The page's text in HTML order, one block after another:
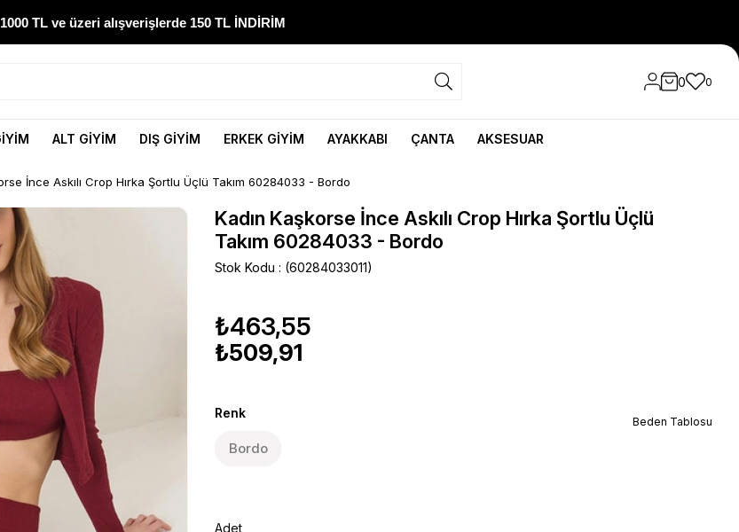
1000 TL ve üzeri alışverişlerde 150 TL İNDİRİM
1000 TL ve üzeri alışverişlerde 150 TL İNDİRİM
0 0
ALT GİYİM DIŞ GİYİM ERKEK GİYİM AYAKKABI ÇANTA AKSESUAR
İnce Askılı Crop Hırka Şortlu Üçlü Takım 60284033 - Bordo
Kadın Kaşkorse İnce Askılı Crop Hırka Şortlu Üçlü
Takım 60284033 - Bordo
Stok Kodu (60284033011)
₺463,55
₺509,91
Renk
Bordo
Beden Tablosu
Adet